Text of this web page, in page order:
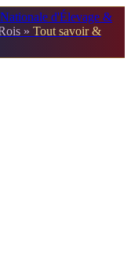
d'Élevage &
» Tout savoir &